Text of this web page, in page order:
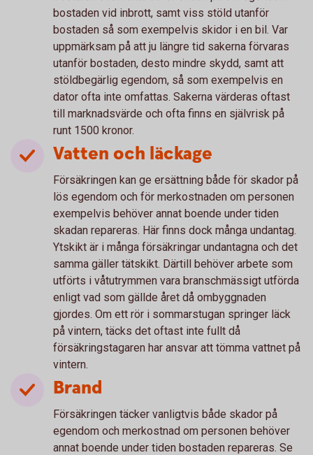
bostaden vid inbrott, samt viss stöld utanför
bostaden så som exempelvis skidor i en bil. Var
uppmärksam på att ju längre tid sakerna förvaras
utanför bostaden, desto mindre skydd, samt att
stöldbegärlig egendom, så som exempelvis en
dator ofta inte omfattas. Sakerna värderas oftast
till marknadsvärde och ofta finns en självrisk på
runt 1500 kronor.
Vatten och läckage
Försäkringen kan ge ersättning både för skador på
lös egendom och för merkostnaden om personen
exempelvis behöver annat boende under tiden
skadan repareras. Här finns dock många undantag.
Ytskikt är i många försäkringar undantagna och det
samma gäller tätskikt. Därtill behöver arbete som
utförts i våtutrymmen vara branschmässigt utförda
enligt vad som gällde året då ombyggnaden
gjordes. Om ett rör i sommarstugan springer läck
på vintern, täcks det oftast inte fullt då
försäkringstagaren har ansvar att tömma vattnet på
vintern.
Brand
Försäkringen täcker vanligtvis både skador på
egendom och merkostnad om personen behöver
annat boende under tiden bostaden repareras. Se